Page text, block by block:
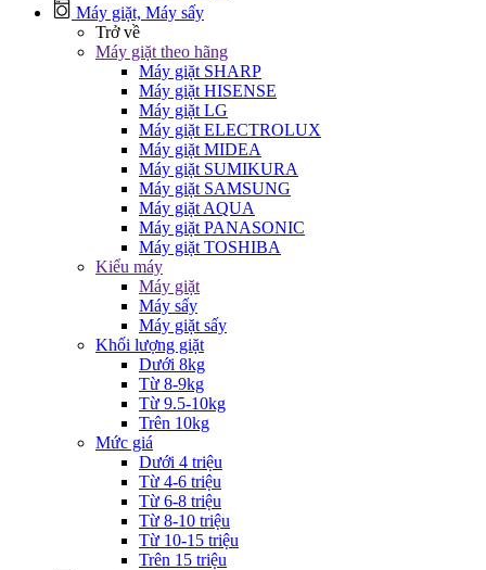
Máy giặt, Máy sấy
Trở về
Máy giặt theo hãng
Máy giặt SHARP
Máy giặt HISENSE
Máy giặt LG
Máy giặt ELECTROLUX
Máy giặt MIDEA
Máy giặt SUMIKURA
Máy giặt SAMSUNG
Máy giặt AQUA
Máy giặt PANASONIC
Máy giặt TOSHIBA
Kiểu máy
Máy giặt
Máy sấy
Máy giặt sấy
Khối lượng giặt
Dưới 8kg
Từ 8-9kg
Từ 9.5-10kg
Trên 10kg
Mức giá
Dưới 4 triệu
Từ 4-6 triệu
Từ 6-8 triệu
Từ 8-10 triệu
Từ 10-15 triệu
Trên 15 triệu